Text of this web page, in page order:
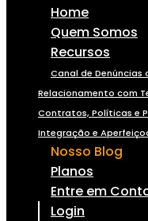
Home
Quem Somos
Recursos
Canal de Denúncias
Relacionamento com
Contratos, Políticas e
Integração e
Nosso Blog
Planos
Entre em
Login